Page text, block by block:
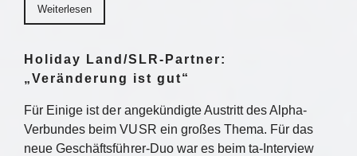
Weiterlesen
Holiday Land/SLR-Partner:
„Veränderung ist gut“
Für Einige ist der angekündigte Austritt des Alpha-
Verbundes beim VUSR ein großes Thema. Für das
neue Geschäftsführer-Duo war es beim ta-Interview